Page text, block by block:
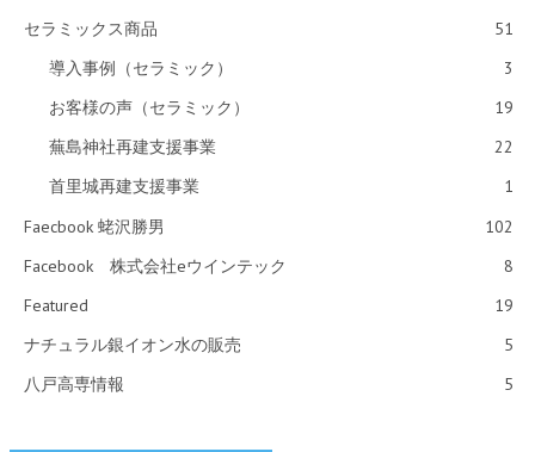
セラミックス商品
51
導入事例（セラミック）
3
お客様の声（セラミック）
19
蕪島神社再建支援事業
22
首里城再建支援事業
1
Faecbook 蛯沢勝男
102
Facebook 株式会社eウインテック
8
Featured
19
ナチュラル銀イオン水の販売
5
八戸高専情報
5